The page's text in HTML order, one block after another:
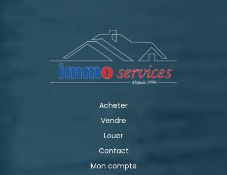
Acheter
Vendre
Louer
Contact
Mon compte